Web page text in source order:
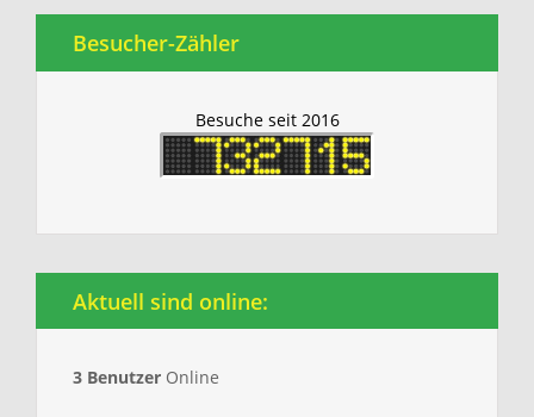
Besucher-Zähler
Besuche seit 2016
Aktuell sind online:
3 Benutzer Online